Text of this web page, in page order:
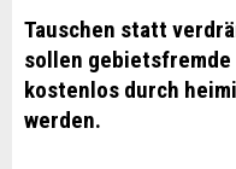
Tauschen statt
sollen gebietsfremde
kostenlos durch
werden.